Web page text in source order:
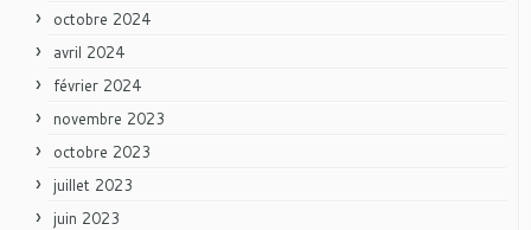
octobre 2024
avril 2024
février 2024
novembre 2023
octobre 2023
juillet 2023
juin 2023